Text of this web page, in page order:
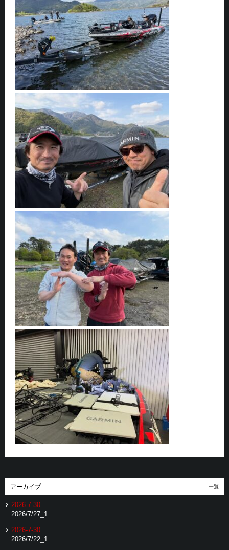
アーカイブ 一覧
2026-7-30
2026/7/27_1
2026-7-30
2026/7/22_1